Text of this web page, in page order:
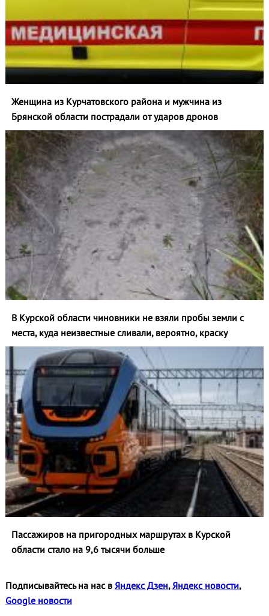
Женщина из Курчатовского района и мужчина из
Брянской области пострадали от ударов дронов
В Курской области чиновники не взяли пробы земли с
места, куда неизвестные сливали, вероятно, краску
Пассажиров на пригородных маршрутах в Курской
области стало на 9,6 тысячи больше
Подписывайтесь на нас в Яндекс Дзен,Яндекс новости,
Google новости